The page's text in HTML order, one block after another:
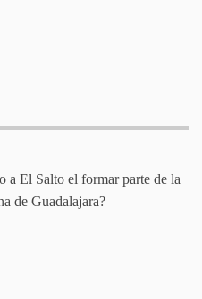
a El Salto el formar parte de la
de Guadalajara?